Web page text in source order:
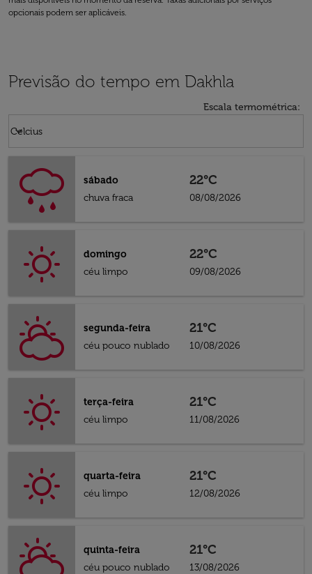
opcionais podem ser aplicáveis.
Previsão do tempo em Dakhla
Escala termométrica:
Celcius
keyboard_arrow_down
sábado
chuva fraca
22°C
08/08/2026
domingo
céu limpo
22°C
09/08/2026
segunda-feira
céu pouco nublado
21°C
10/08/2026
terça-feira
céu limpo
21°C
11/08/2026
quarta-feira
céu limpo
21°C
12/08/2026
quinta-feira
céu pouco nublado
21°C
13/08/2026